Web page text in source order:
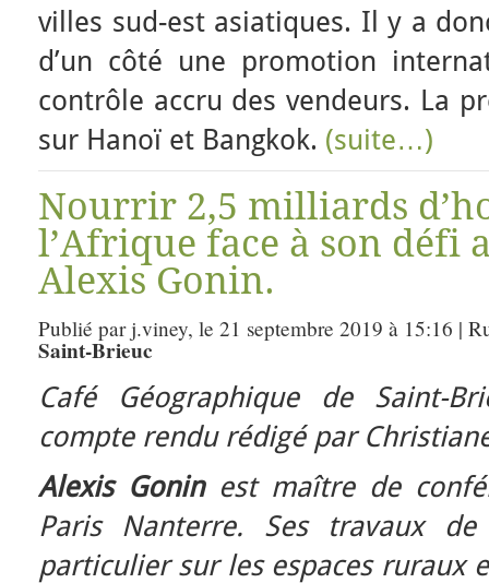
villes sud-est asiatiques. Il y a
d’un côté une promotion
contrôle accru des vendeurs. La
sur Hanoï et Bangkok. (suite…)
Nourrir 2,5 milliards
l’Afrique face à son défi
Alexis Gonin.
Publié par j.viney, le 21 septembre 2019 à 15:16 |
Saint-Brieuc
Café Géographique de Saint-
compte rendu rédigé par
Alexis Goninest maître de
Paris Nanterre. Ses travaux
particulier sur les espaces ruraux